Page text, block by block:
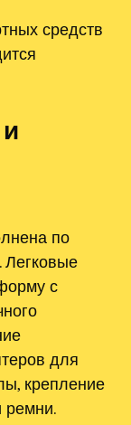
средств
по
Легковые
с
для
крепление
ремни.